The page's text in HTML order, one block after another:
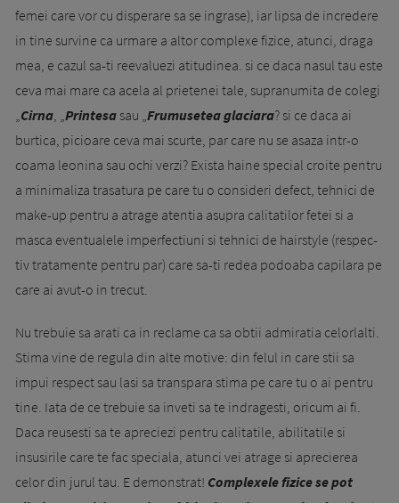
femei care vor cu dispe­rare sa se ingrase), iar lipsa de in­cre­dere
in tine survine ca urmare a altor comple­xe fizice, atunci, draga
mea, e cazul sa-ti reevaluezi atitudinea. si ce daca nasul tau este
ceva mai mare ca acela al prietenei tale, su­pra­numita de colegi
Cirna Printesasau „ Fru­musetea glaciara? si ce daca ai
burtica, picioare ceva mai scurte, par care nu se asaza intr-o
coama leonina sau ochi verzi? Exista haine special croite pentru
a minimaliza trasatura pe care tu o consideri defect, tehnici de
make-up pentru a atrage atentia asupra calitatilor fetei si a
masca eventualele imperfectiuni si tehnici de hairstyle (res­pec­
tiv tratamente pentru par) care sa-ti redea podoaba capilara pe
care ai avut-o in trecut.
Nu trebuie sa arati ca in reclame ca sa obtii admiratia celorlalti.
Stima vine de regula din alte motive: din felul in care stii sa
impui respect sau lasi sa transpara stima pe care tu o ai pentru
tine. Iata de ce trebuie sa inveti sa te indragesti, oricum ai fi.
Daca reusesti sa te apreciezi pentru calitatile, abilitatile si
insusirile care te fac speciala, atunci vei atrage si aprecierea
celor din jurul tau. E demonstrat! Com­plexele fizice se pot